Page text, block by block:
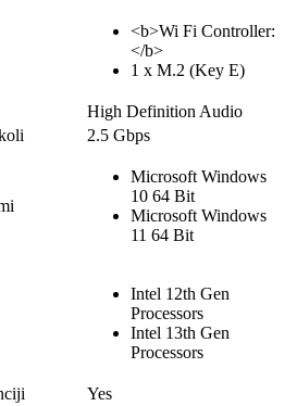
<b>Wi Fi Controller:
</b>
1 x M.2 (Key E)
High Definition Audio
2.5 Gbps
Microsoft Windows
10 64 Bit
Microsoft Windows
11 64 Bit
Intel 12th Gen
Processors
Intel 13th Gen
Processors
Yes